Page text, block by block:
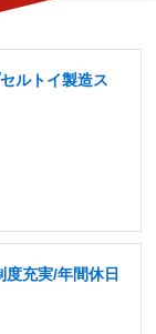
ルトイ製造ス
充実/年間休日